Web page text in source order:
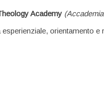
Academy
orientamento e